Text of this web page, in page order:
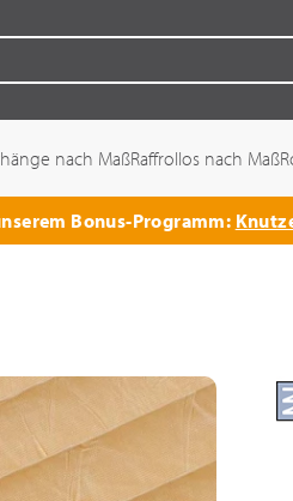
nach MaßRaffrollos nach Maß
Bonus-Programm: